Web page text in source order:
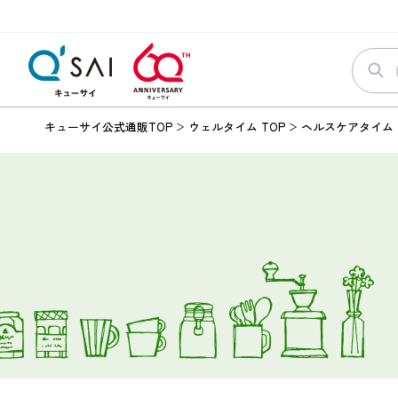
キューサイ公式通販TOP ウェルタイム TOP ヘルスケアタイム